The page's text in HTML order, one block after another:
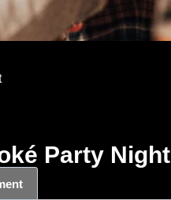
Party Night